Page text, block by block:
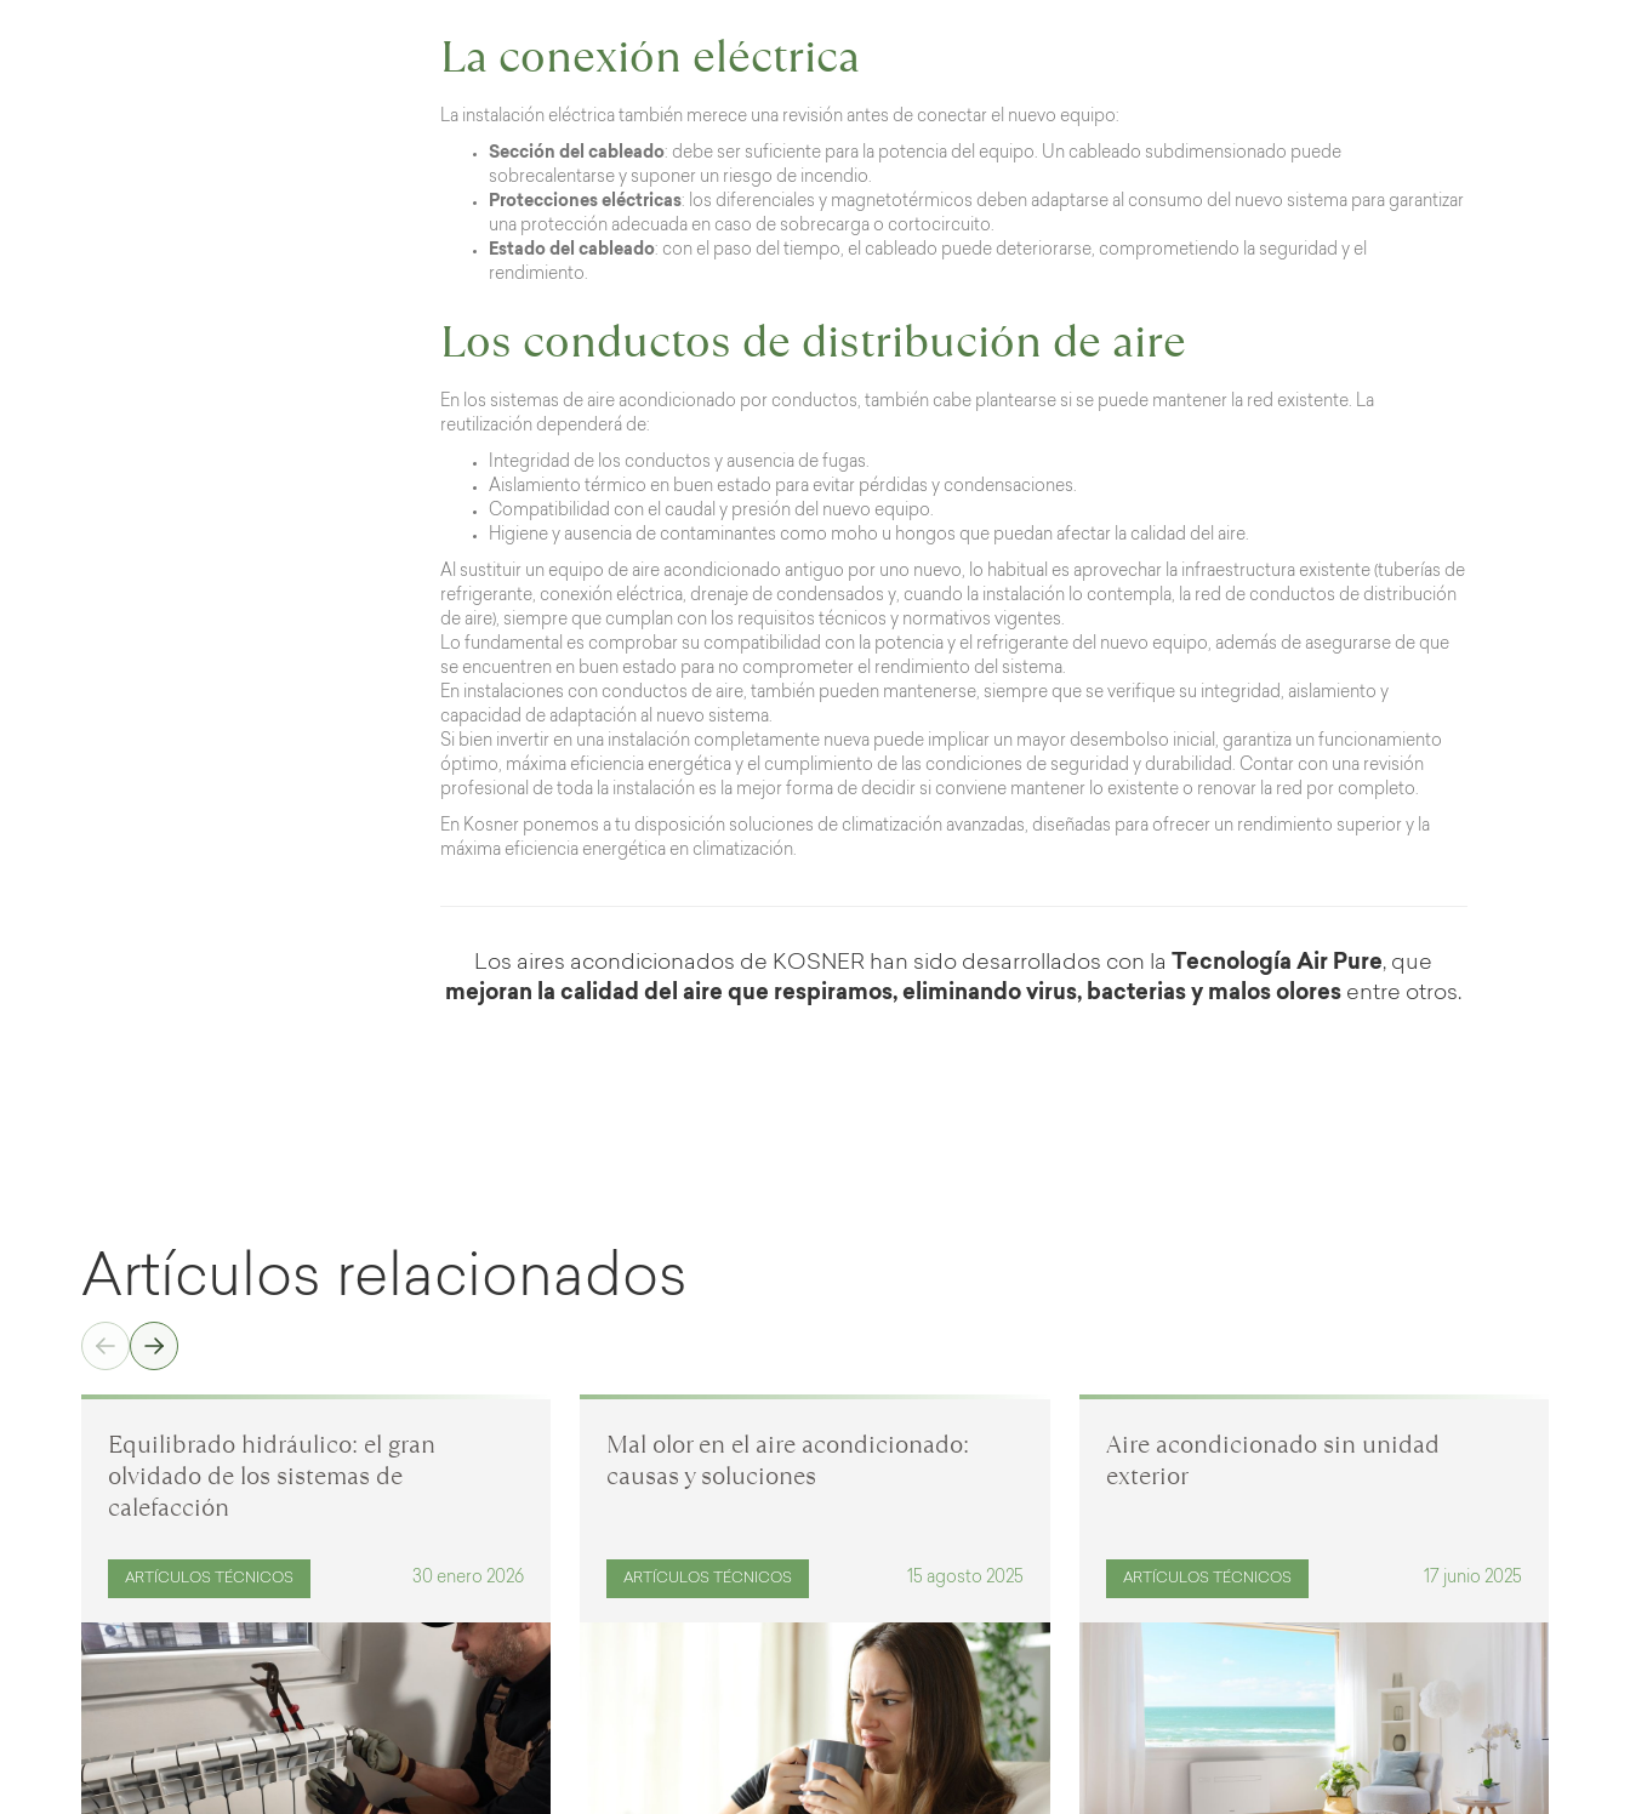
La conexión eléctrica
La instalación eléctrica también merece una revisión antes de conectar el nuevo equipo:
Sección del cableado: debe ser suficiente para la potencia del equipo. Un cableado subdimensionado puede
sobrecalentarse y suponer un riesgo de incendio.
Protecciones eléctricas: los diferenciales y magnetotérmicos deben adaptarse al consumo del nuevo sistema para garantizar
una protección adecuada en caso de sobrecarga o cortocircuito.
Estado del cableado: con el paso del tiempo, el cableado puede deteriorarse, comprometiendo la seguridad y el
rendimiento.
Los conductos de distribución de aire
En los sistemas de aire acondicionado por conductos, también cabe plantearse si se puede mantener la red existente. La
reutilización dependerá de:
Integridad de los conductos y ausencia de fugas.
Aislamiento térmico en buen estado para evitar pérdidas y condensaciones.
Compatibilidad con el caudal y presión del nuevo equipo.
Higiene y ausencia de contaminantes como moho u hongos que puedan afectar la calidad del aire.
Al sustituir un equipo de aire acondicionado antiguo por uno nuevo, lo habitual es aprovechar la infraestructura existente (tuberías de
refrigerante, conexión eléctrica, drenaje de condensados y, cuando la instalación lo contempla, la red de conductos de distribución
de aire), siempre que cumplan con los requisitos técnicos y normativos vigentes.
Lo fundamental es comprobar su compatibilidad con la potencia y el refrigerante del nuevo equipo, además de asegurarse de que
se encuentren en buen estado para no comprometer el rendimiento del sistema.
En instalaciones con conductos de aire, también pueden mantenerse, siempre que se verifique su integridad, aislamiento y
capacidad de adaptación al nuevo sistema.
Si bien invertir en una instalación completamente nueva puede implicar un mayor desembolso inicial, garantiza un funcionamiento
óptimo, máxima eficiencia energética y el cumplimiento de las condiciones de seguridad y durabilidad. Contar con una revisión
profesional de toda la instalación es la mejor forma de decidir si conviene mantener lo existente o renovar la red por completo.
En Kosner ponemos a tu disposición soluciones de climatización avanzadas, diseñadas para ofrecer un rendimiento superior y la
máxima eficiencia energética en climatización.
Los aires acondicionados de KOSNER han sido desarrollados con la Tecnología Air Pure, que
mejoran la calidad del aire que respiramos, eliminando virus, bacterias y malos olores entre otros.
Artículos relacionados
Equilibrado hidráulico: el gran
olvidado de los sistemas de
calefacción
ARTÍCULOS TÉCNICOS 30 enero 2026
Mal olor en el aire acondicionado:
causas y soluciones
ARTÍCULOS TÉCNICOS 15 agosto 2025
Aire acondicionado sin unidad
exterior
ARTÍCULOS TÉCNICOS 17 junio 2025